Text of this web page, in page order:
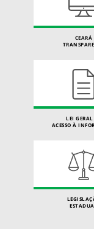
CEARÁ
LEI GERAL
ACESSO À